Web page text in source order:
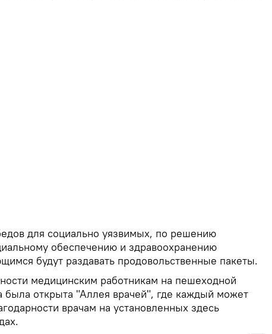
для социально уязвимых, по решению
обеспечению и здравоохранению
будут раздавать продовольственные пакеты.
медицинским работникам на пешеходной
была открыта "Аллея врачей", где каждый может
врачам на установленных здесь